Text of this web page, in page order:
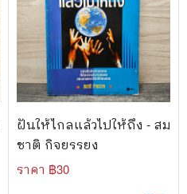
ฝันให้ไกลแล้วไปให้ถึง - สม
ชาติ กิจยรรยง
ราคา ฿30